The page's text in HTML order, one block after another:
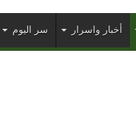
أخبار واسرار سر اليوم